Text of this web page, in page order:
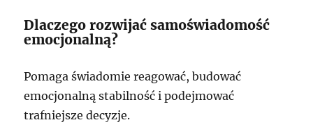
Dlaczego rozwijać samoświadomość
emocjonalną?
Pomaga świadomie reagować, budować
emocjonalną stabilność i podejmować
trafniejsze decyzje.